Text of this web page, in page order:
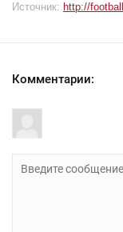
Источник: http://
Комментарии: